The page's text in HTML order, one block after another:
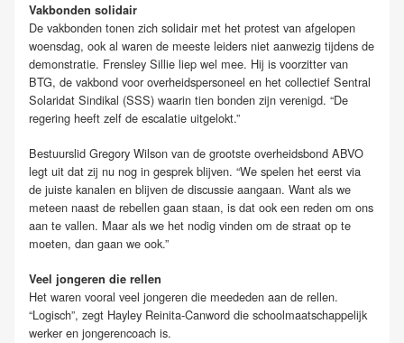
Vakbonden solidair
De vakbonden tonen zich solidair met het protest van afgelopen
woensdag, ook al waren de meeste leiders niet aanwezig tijdens de
demonstratie. Frensley Sillie liep wel mee. Hij is voorzitter van
BTG, de vakbond voor overheidspersoneel en het collectief Sentral
Solaridat Sindikal (SSS) waarin tien bonden zijn verenigd. “De
regering heeft zelf de escalatie uitgelokt.”
Bestuurslid Gregory Wilson van de grootste overheidsbond ABVO
legt uit dat zij nu nog in gesprek blijven. “We spelen het eerst via
de juiste kanalen en blijven de discussie aangaan. Want als we
meteen naast de rebellen gaan staan, is dat ook een reden om ons
aan te vallen. Maar als we het nodig vinden om de straat op te
moeten, dan gaan we ook.”
Veel jongeren die rellen
Het waren vooral veel jongeren die meededen aan de rellen.
“Logisch”, zegt Hayley Reinita-Canword die schoolmaatschappelijk
werker en jongerencoach is.